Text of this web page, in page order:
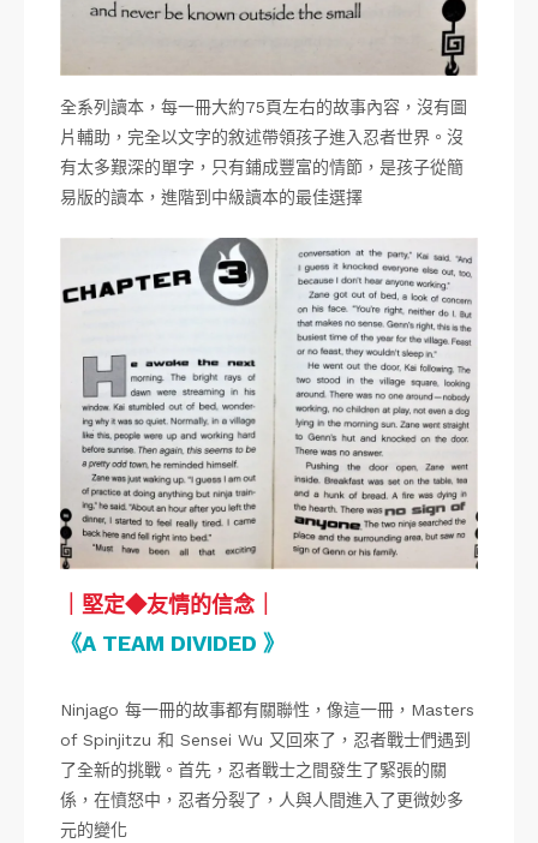
全系列讀本，每一冊大約75頁左右的故事內容，沒有圖
片輔助，完全以文字的敘述帶領孩子進入忍者世界。沒
有太多艱深的單字，只有鋪成豐富的情節，是孩子從簡
易版的讀本，進階到中級讀本的最佳選擇
｜堅定◆友情的信念｜
《A TEAM DIVIDED 》
Ninjago 每一冊的故事都有關聯性，像這一冊，Masters
of Spinjitzu 和 Sensei Wu 又回來了，忍者戰士們遇到
了全新的挑戰。首先，忍者戰士之間發生了緊張的關
係，在憤怒中，忍者分裂了，人與人間進入了更微妙多
元的變化